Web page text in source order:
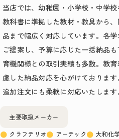
当店では、幼稚園・小学校・中学校
教科書に準拠した教材・教具から
品まで幅広く対応しています。各
ご提案し、予算に応じた一括納品
育機関様との取引実績も多数。教
慮した納品対応を心がけておりま
追加注文にも柔軟に対応いたします
主要取扱メーカー
クラフテリオ
アーテック 大和化